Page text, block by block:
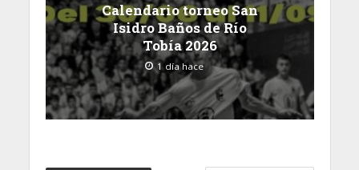
Calendario torneo San
Isidro Baños de Río
Tobía 2026
1 día hace